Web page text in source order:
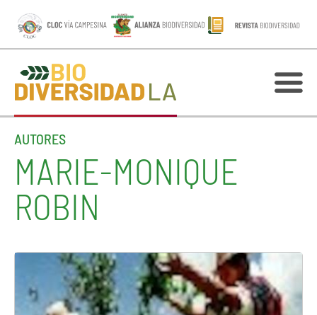
AUTORES
MARIE-MONIQUE
ROBIN